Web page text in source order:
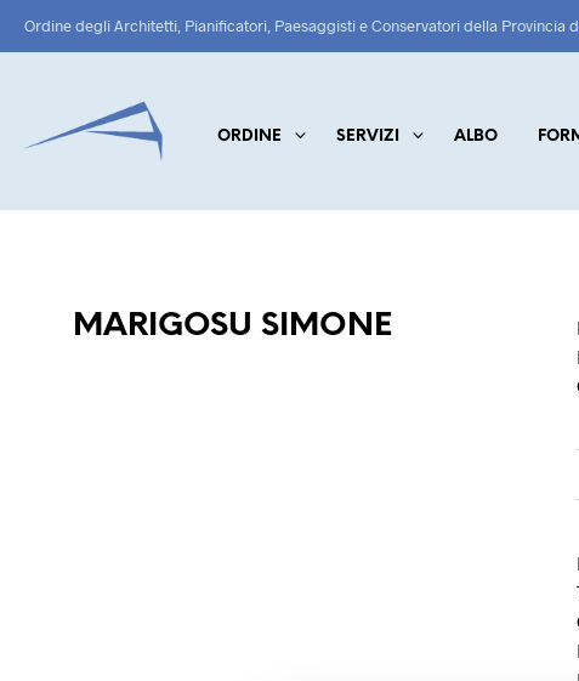
Ordine degli Architetti, Pianificatori, Paesaggisti e Conservatori della Provincia
ORDINE SERVIZI ALBO
MARIGOSU SIMONE